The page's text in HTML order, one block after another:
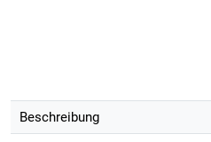
Beschreibung